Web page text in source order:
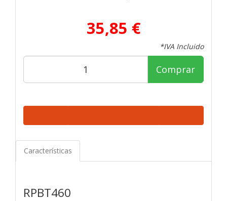
35,85 €
*IVA Incluido
Comprar
Características
RPBT460